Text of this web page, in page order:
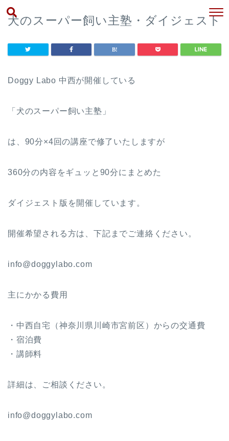
犬のスーパー飼い主塾・ダイジェスト
Doggy Labo 中西が開催している
「犬のスーパー飼い主塾」
は、90分×4回の講座で修了いたしますが
360分の内容をギュッと90分にまとめた
ダイジェスト版を開催しています。
開催希望される方は、下記までご連絡ください。
info@doggylabo.com
主にかかる費用
・中西自宅（神奈川県川崎市宮前区）からの交通費
・宿泊費
・講師料
詳細は、ご相談ください。
info@doggylabo.com